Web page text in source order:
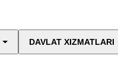
DAVLAT XIZMATLARI